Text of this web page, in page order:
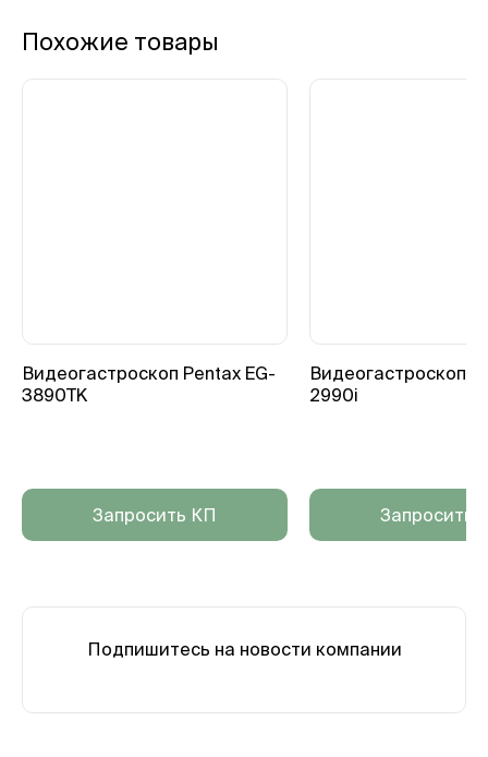
Похожие товары
Видеогастроскоп Pentax EG-
3890TK
Запросить КП
Видеогастроскоп
2990i
Запросить
Подпишитесь на новости компании